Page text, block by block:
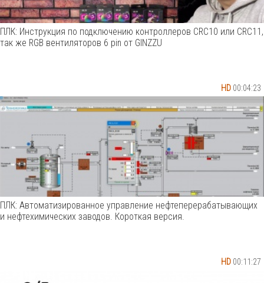
HD 00:04:23
ПЛК: Инструкция по подключению контроллеров CRC10 или CRC11,
так же RGB вентиляторов 6 pin от GINZZU
HD 00:11:27
ПЛК: Автоматизированное управление нефтеперерабатывающих
и нефтехимических заводов. Короткая версия.